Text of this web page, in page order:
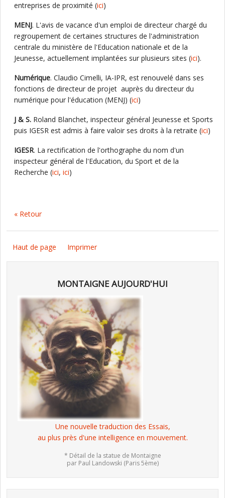
entreprises de proximité (ici)
MENJ. L'avis de vacance d'un emploi de directeur chargé du
regroupement de certaines structures de l'administration
centrale du ministère de l'Education nationale et de la
Jeunesse, actuellement implantées sur plusieurs sites (ici).
Numérique. Claudio Cimelli, IA-IPR, est renouvelé dans ses
fonctions de directeur de projet auprès du directeur du
numérique pour l'éducation (MENJ) (ici)
J & S. Roland Blanchet, inspecteur général Jeunesse et Sports
puis IGESR est admis à faire valoir ses droits à la retraite (ici)
IGESR. La rectification de l'orthographe du nom d'un
inspecteur général de l'Education, du Sport et de la
Recherche (ici, ici)
« Retour
Haut de page Imprimer
MONTAIGNE AUJOURD'HUI
Une nouvelle traduction des Essais,
au plus près d'une intelligence en mouvement.
* Détail de la statue de Montaigne
par Paul Landowski (Paris 5ème)